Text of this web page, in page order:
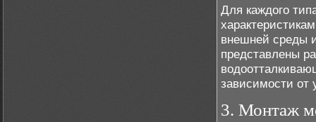
Для каждого
внешней среды
представлены
зависимости от
3. Монтаж